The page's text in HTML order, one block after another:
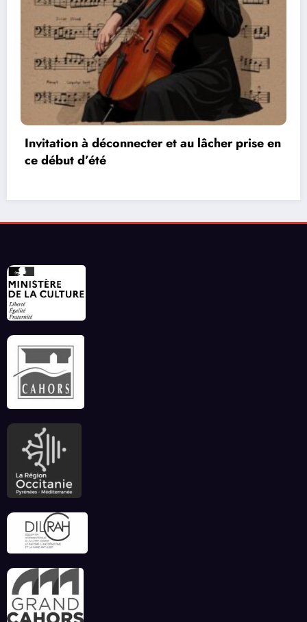
Les réseaux de communication entre les
vidéos